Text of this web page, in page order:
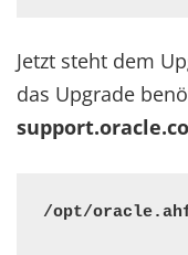
Jetzt steht dem
das Upgrade
/opt/